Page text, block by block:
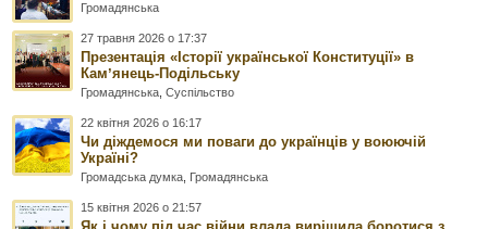
Громадянська
27 травня 2026 о 17:37
Презентація «Історії української Конституції» в
Камʼянець-Подільську
Громадянська ,Суспільство
22 квітня 2026 о 16:17
Чи діждемося ми поваги до українців у воюючій
Україні?
Громадська думка Громадянська
15 квітня 2026 о 21:57